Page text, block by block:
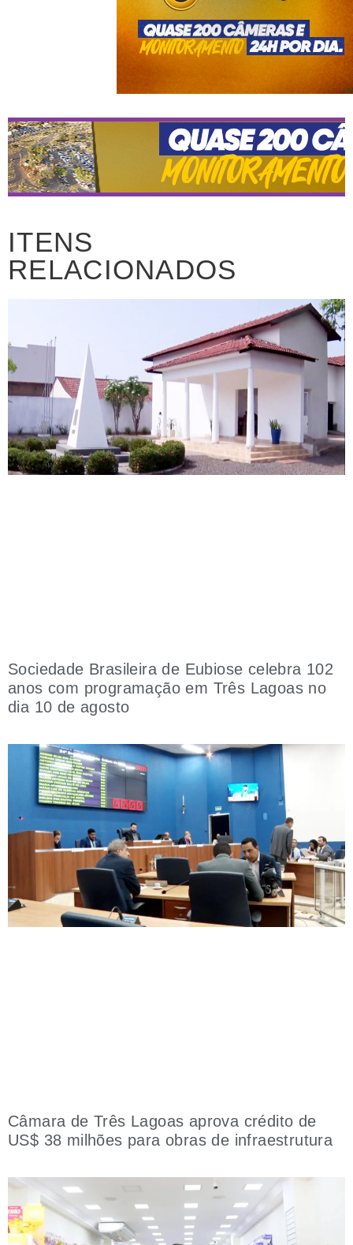
ITENS
RELACIONADOS
Sociedade Brasileira de Eubiose celebra 102
anos com programação em Três Lagoas no
dia 10 de agosto
Câmara de Três Lagoas aprova crédito de
US$ 38 milhões para obras de infraestrutura